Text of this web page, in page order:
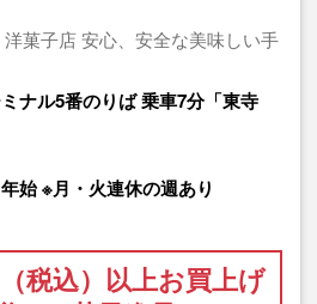
菓子店 安心、安全な美味しい手
ナル5番のりば 乗車7分「東寺
始 ※月・火連休の週あり
税込）以上お買上げ